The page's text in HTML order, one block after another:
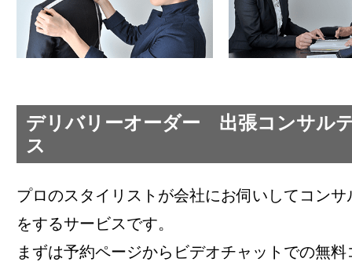
デリバリーオーダー 出張コンサル
ス
プロのスタイリストが会社にお伺いしてコン
をするサービスです。
まずは予約ページからビデオチャットでの無